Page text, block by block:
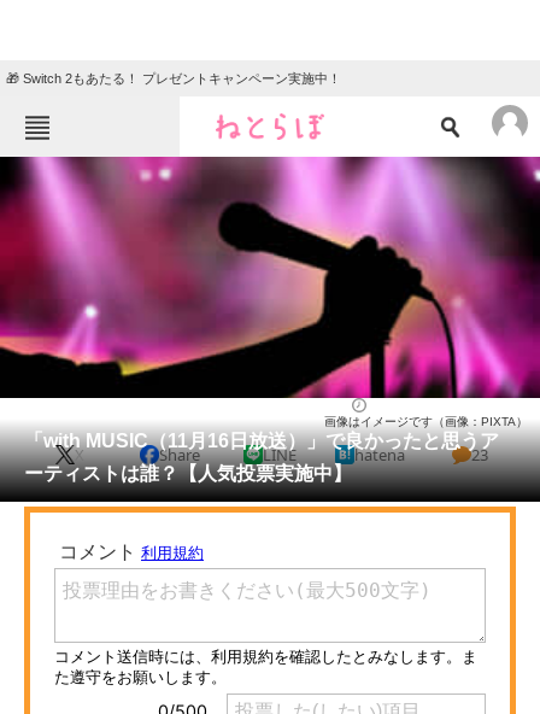
🎁 Switch 2もあたる！ プレゼントキャンペーン実施中！
ねとらぼメニュー
TOP
住まい 教育・育児
リサーチ
会員記事
メディア
ITの今と未来を見通す
スマホと通信の最新トレンド
進化するPCとデバイスの未来
「with MUSIC（11月16日放送）」で良かったと思うア
ーティストは誰？【人気投票実施中】
画像はイメージです（画像：PIXTA）
X Share LINE hatena 23